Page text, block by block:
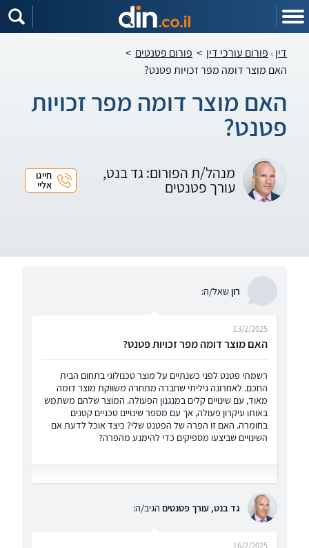
דין פורום עורכי דין > פורום פטנטים >
האם מוצר דומה מפר זכויות פטנט?
האם מוצר דומה מפר זכויות
פטנט?
מנהל/ת הפורום: גד בנט,
עורך פטנטים
חייגו
אליי
רוןשאל/ה:
האם מוצר דומה מפר זכויות פטנט?
13/2/2025
רשמתי פטנט לפני כשנתיים על מוצר טכנולוגי בתחום הבית
החכם. לאחרונה גיליתי שחברה מתחרה משווקת מוצר דומה
מאוד, עם שינויים קלים במנגנון הפעולה. המוצר שלהם משתמש
באותו עיקרון פעולה, אך עם מספר שינויים טכניים קטנים
בחומרה. האם זו הפרה של הפטנט שלי? כיצד אוכל לדעת אם
השינויים שביצעו מספיקים כדי להימנע מהפרה?
גד בנט, עורך פטנטים הגיב/ה: